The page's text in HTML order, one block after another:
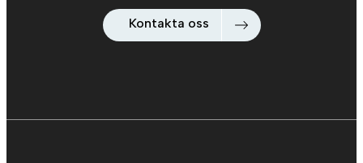
Kontakta oss